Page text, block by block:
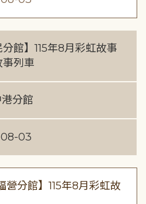
分館】115年8月彩虹故事
事列車
分館
03
營分館】115年8月彩虹故